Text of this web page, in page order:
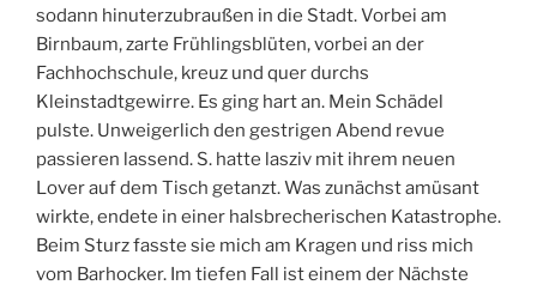
sodann hinuterzubraußen in die Stadt. Vorbei am
Birnbaum, zarte Frühlingsblüten, vorbei an der
Fachhochschule, kreuz und quer durchs
Kleinstadtgewirre. Es ging hart an. Mein Schädel
pulste. Unweigerlich den gestrigen Abend revue
passieren lassend. S. hatte lasziv mit ihrem neuen
Lover auf dem Tisch getanzt. Was zunächst amüsant
wirkte, endete in einer halsbrecherischen Katastrophe.
Beim Sturz fasste sie mich am Kragen und riss mich
vom Barhocker. Im tiefen Fall ist einem der Nächste